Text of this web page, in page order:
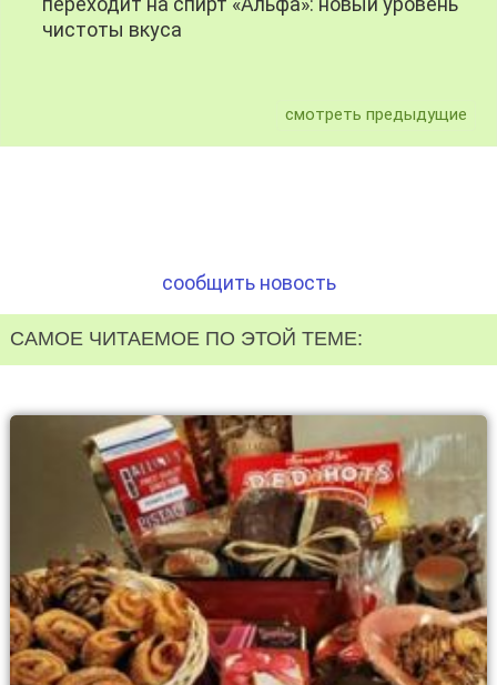
чистоты вкуса
смотреть предыдущие
сообщить новость
САМОЕ ЧИТАЕМОЕ ПО ЭТОЙ ТЕМЕ: